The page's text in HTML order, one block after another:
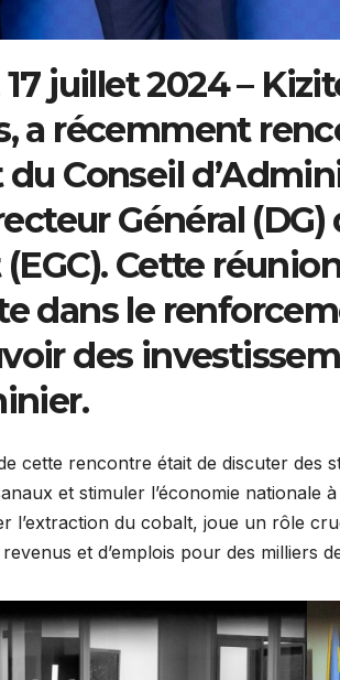
17 juillet 2024 –
a récemment
Conseil
Général
Cette
dans le
des
cette rencontre était de discuter
et stimuler l’économie nationale
l’extraction du cobalt, joue un rôle
et d’emplois pour des milliers